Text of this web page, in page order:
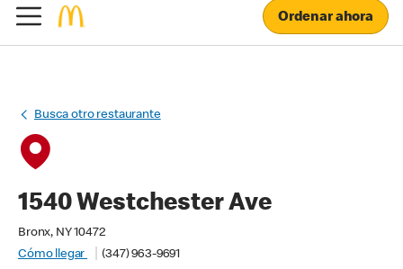
Ordenar ahora
Busca otro restaurante
1540 Westchester Ave
Bronx, NY 10472
Cómo llegar
(347) 963-9691